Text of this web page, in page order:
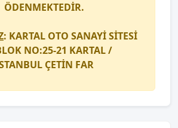
ÖDENMEKTEDİR.
: KARTAL OTO SANAYİ SİTESİ
NO:25-21 KARTAL /
ÇETİN FAR